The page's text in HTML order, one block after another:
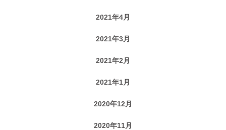
2021年4月
2021年3月
2021年2月
2021年1月
2020年12月
2020年11月